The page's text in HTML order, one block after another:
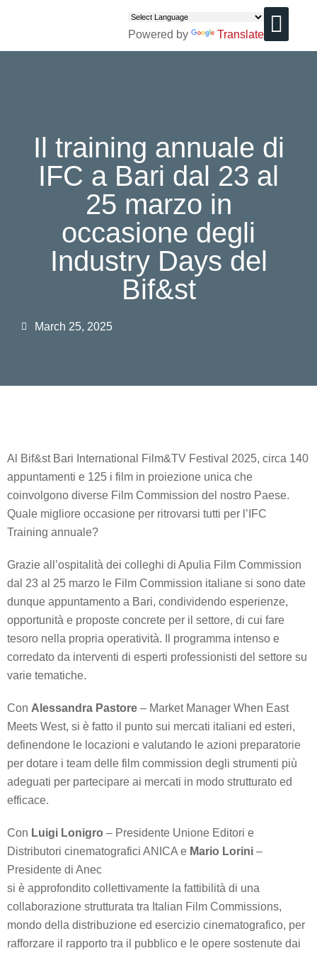
Powered by Translate
Il training annuale di
IFC a Bari dal 23 al
25 marzo in
occasione degli
Industry Days del
Bif&st
March 25, 2025
Al Bif&st Bari International Film&TV Festival 2025, circa 140
appuntamenti e 125 i film in proiezione unica che
coinvolgono diverse Film Commission del nostro Paese.
Quale migliore occasione per ritrovarsi tutti per l’IFC
Training annuale?
Grazie all’ospitalità dei colleghi di Apulia Film Commission
dal 23 al 25 marzo le Film Commission italiane si sono date
dunque appuntamento a Bari, condividendo esperienze,
opportunità e proposte concrete per il settore, di cui fare
tesoro nella propria operatività. Il programma intenso e
corredato da interventi di esperti professionisti del settore su
varie tematiche.
Con Alessandra Pastore – Market Manager When East
Meets West, si è fatto il punto sui mercati italiani ed esteri,
definendone le locazioni e valutando le azioni preparatorie
per dotare i team delle film commission degli strumenti più
adeguati per partecipare ai mercati in modo strutturato ed
efficace.
Con Luigi Lonigro – Presidente Unione Editori e
Distributori cinematografici ANICA e Mario Lorini –
Presidente di Anec
si è approfondito collettivamente la fattibilità di una
collaborazione strutturata tra Italian Film Commissions,
mondo della distribuzione ed esercizio cinematografico, per
rafforzare il rapporto tra il pubblico e le opere sostenute dai